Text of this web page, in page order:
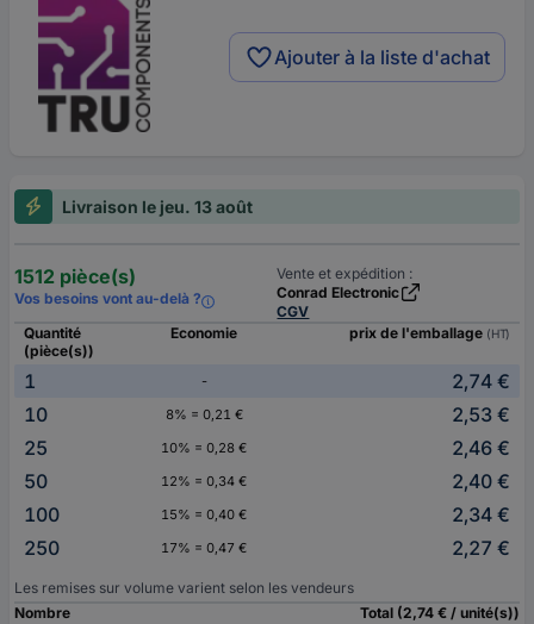
Ajouter à la liste d'achat
Livraison le jeu. 13 août
1512 pièce(s)
Vos besoins vont au-delà ?
Vente et expédition :
Conrad Electronic
CGV
Quantité
(pièce(s))
Economie prix de l'emballage (HT)
1 -
2,74 €
10
8% = 0,21 €
2,53 €
25
10% = 0,28 €
2,46 €
50
12% = 0,34 €
2,40 €
100
15% = 0,40 €
2,34 €
250
17% = 0,47 € 2,27 €
Les remises sur volume varient selon les vendeurs
Nombre
Total (2,74 € / unité(s))